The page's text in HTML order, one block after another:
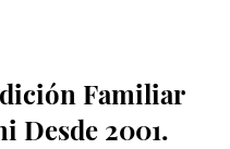
Familiar
Desde 2001.